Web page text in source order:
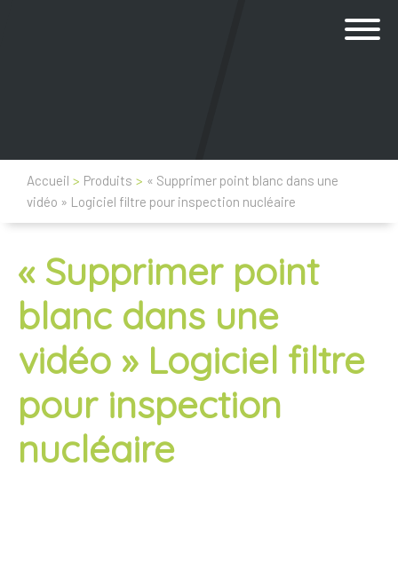
Accueil > Produits > « Supprimer point blanc dans une
vidéo » Logiciel filtre pour inspection nucléaire
« Supprimer point
blanc dans une
vidéo » Logiciel filtre
pour inspection
nucléaire